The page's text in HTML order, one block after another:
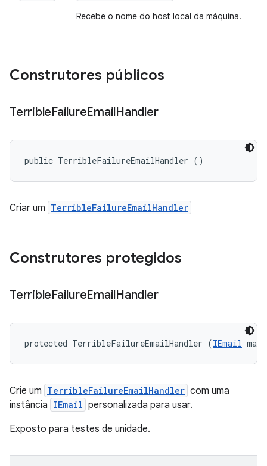
Recebe o nome do host local da máquina.
Construtores públicos
TerribleFailureEmailHandler
public TerribleFailureEmailHandler ()
Criar um TerribleFailureEmailHandler
Construtores protegidos
TerribleFailureEmailHandler
protected TerribleFailureEmailHandler (IEmail
Crie um TerribleFailureEmailHandler com uma
instância IEmail personalizada para usar.
Exposto para testes de unidade.